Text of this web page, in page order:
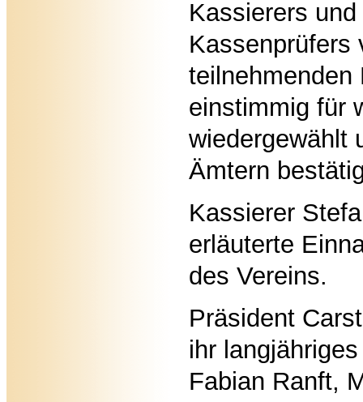
Kassierers
Kassenprüfers
teilnehmenden
einstimmig für
wiedergewählt
Ämtern
Kassierer
erläuterte
des Vereins.
Präsident
ihr
Fabian Ranft,